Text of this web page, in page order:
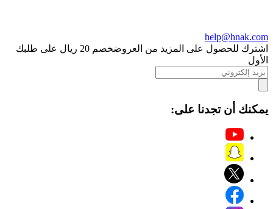
help@hnak.com
اشترك للحصول على المزيد من العروض
خصم 20 ريال على طلبك
الأول
يمكنك أن تجدنا على: